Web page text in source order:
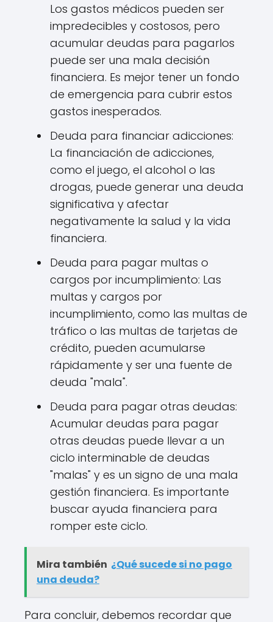
Los gastos médicos pueden ser
impredecibles y costosos, pero
acumular deudas para pagarlos
puede ser una mala decisión
financiera. Es mejor tener un fondo
de emergencia para cubrir estos
gastos inesperados.
Deuda para financiar adicciones:
La financiación de adicciones,
como el juego, el alcohol o las
drogas, puede generar una deuda
significativa y afectar
negativamente la salud y la vida
financiera.
Deuda para pagar multas o
cargos por incumplimiento: Las
multas y cargos por
incumplimiento, como las multas de
tráfico o las multas de tarjetas de
crédito, pueden acumularse
rápidamente y ser una fuente de
deuda "mala".
Deuda para pagar otras deudas:
Acumular deudas para pagar
otras deudas puede llevar a un
ciclo interminable de deudas
"malas" y es un signo de una mala
gestión financiera. Es importante
buscar ayuda financiera para
romper este ciclo.
Mira también ¿Qué sucede si no pago
una deuda?
Para concluir, debemos recordar que